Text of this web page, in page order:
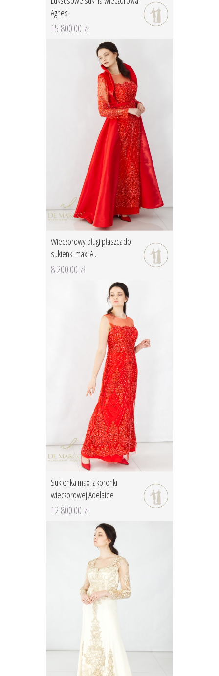
Agnes
15 800.00 zł
Wieczorowy długi płaszcz do
sukienki maxi A...
8 200.00 zł
Sukienka maxi z koronki
wieczorowej Adelaide
12 800.00 zł